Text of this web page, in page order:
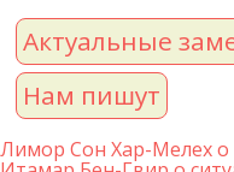
Актуальные
Нам пишут
Лимор Сон Хар-Мелех о